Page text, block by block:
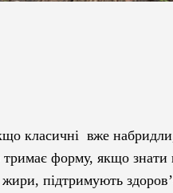
класичні вже
тримає форму, якщо знати
підтримують